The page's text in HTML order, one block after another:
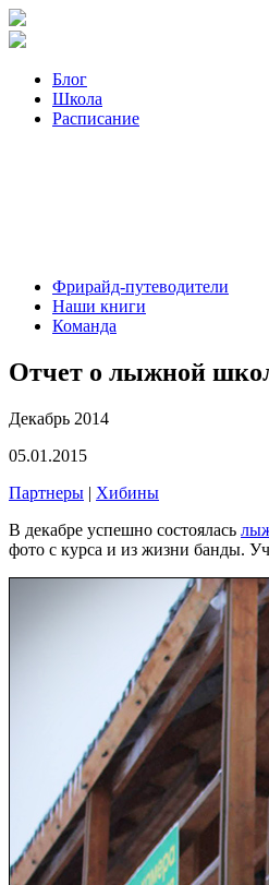
Блог
Школа
Расписание
Фрирайд-путеводители
Наши книги
Команда
Отчет о лыжной
Декабрь 2014
05.01.2015
Партнеры | Хибины
В декабре успешно состоялась
фото с курса и из жизни банды.